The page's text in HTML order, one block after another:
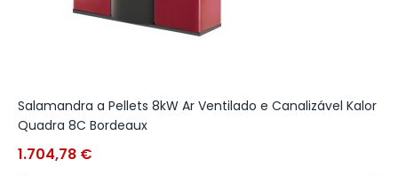
Salamandra a Pellets 8kW Ar Ventilado e Canalizável Kalor
Quadra 8C Bordeaux
1.704,78 €